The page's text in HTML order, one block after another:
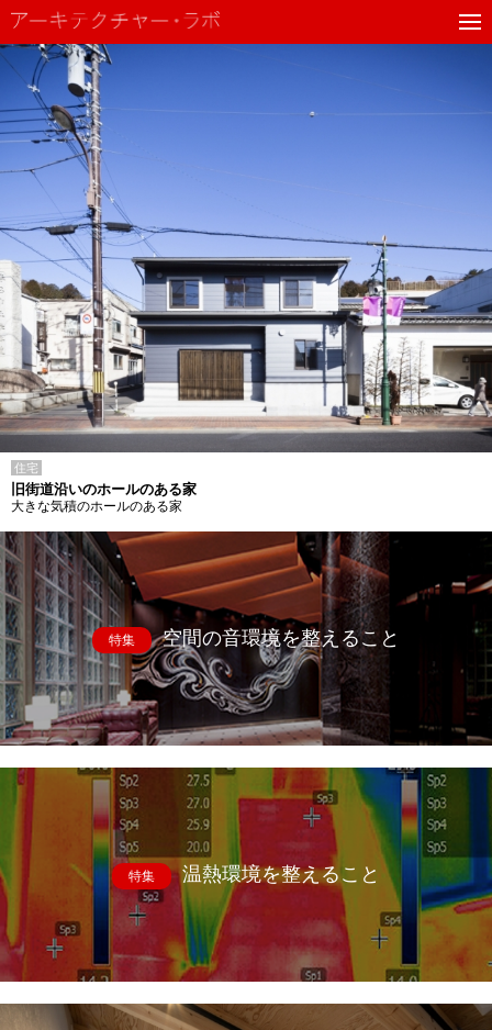
住宅
旧街道沿いのホールのある家
大きな気積のホールのある家
特集 空間の音環境を整えること
特集 温熱環境を整えること